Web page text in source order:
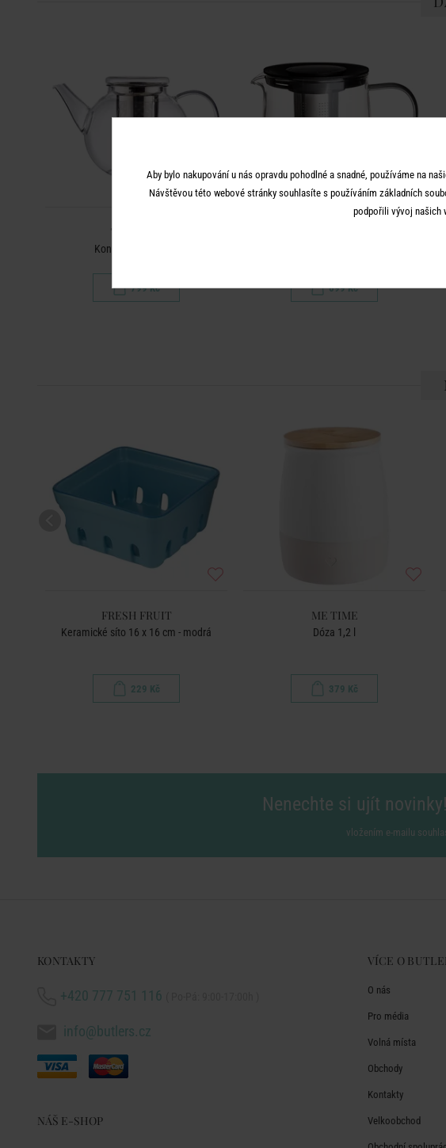
TEA TIME
Konvice na čaj 1,2 l
799 Kč 699 Kč
FRESH FRUIT
Keramické síto 16 x 16 cm - modrá
229 Kč
ME TIME
Dóza 1,2 l
379 Kč
Nenechte si ujít novinky!
vložením e-mailu
KONTAKTY
+420 777 751 116
info@butlers.cz
NÁŠ E-SHOP
VÍCE O
O nás
Pro média
Volná místa
Obchody
Kontakty
Velkoobchod
Aby bylo nakupování u nás opravdu pohodlné a snadné, používáme na
Návštěvou této webové stránky souhlasíte s používáním základních
podpořili vývoj našich